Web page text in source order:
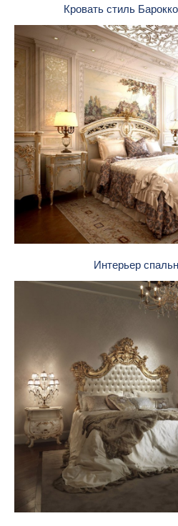
Кровать стиль
Интерьер